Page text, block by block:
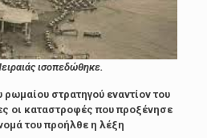
ισοπεδώθηκε.
ρωμαίου στρατηγού εναντίον του
οι καταστροφές που προξένησε
του προήλθε η λέξη